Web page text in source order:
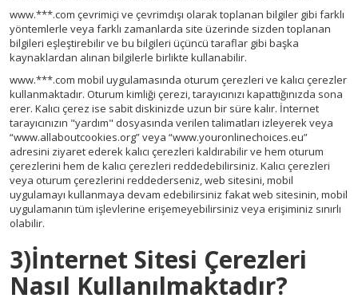
www.***.com çevrimiçi ve çevrimdışı olarak toplanan bilgiler gibi farklı
yöntemlerle veya farklı zamanlarda site üzerinde sizden toplanan
bilgileri eşleştirebilir ve bu bilgileri üçüncü taraflar gibi başka
kaynaklardan alınan bilgilerle birlikte kullanabilir.
www.***.com mobil uygulamasında oturum çerezleri ve kalıcı çerezler
kullanmaktadır. Oturum kimliği çerezi, tarayıcınızı kapattığınızda sona
erer. Kalıcı çerez ise sabit diskinizde uzun bir süre kalır. İnternet
tarayıcınızın "yardım" dosyasında verilen talimatları izleyerek veya
“www.allaboutcookies.org” veya “www.youronlinechoices.eu”
adresini ziyaret ederek kalıcı çerezleri kaldırabilir ve hem oturum
çerezlerini hem de kalıcı çerezleri reddedebilirsiniz. Kalıcı çerezleri
veya oturum çerezlerini reddederseniz, web sitesini, mobil
uygulamayı kullanmaya devam edebilirsiniz fakat web sitesinin, mobil
uygulamanın tüm işlevlerine erişemeyebilirsiniz veya erişiminiz sınırlı
olabilir.
3)İnternet Sitesi Çerezleri
Nasıl Kullanılmaktadır?